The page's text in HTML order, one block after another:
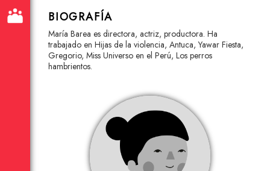
BIOGRAFÍA
María Barea es directora, actriz, productora. Ha
trabajado en Hijas de la violencia, Antuca, Yawar Fiesta,
Gregorio, Miss Universo en el Perú, Los perros
hambrientos.